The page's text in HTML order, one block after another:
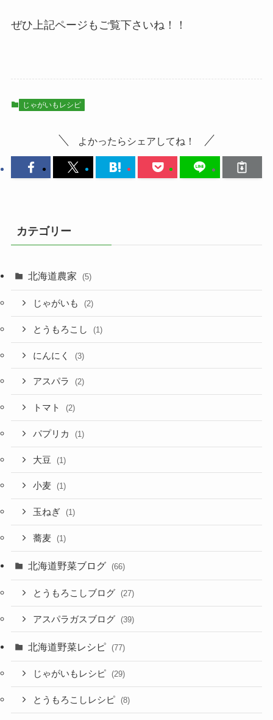
ぜひ上記ページもご覧下さいね！！
じゃがいもレシピ
よかったらシェアしてね！
カテゴリー
北海道農家 (5)
じゃがいも (2)
とうもろこし (1)
にんにく (3)
アスパラ (2)
トマト (2)
パプリカ (1)
大豆 (1)
小麦 (1)
玉ねぎ (1)
蕎麦 (1)
北海道野菜ブログ (66)
とうもろこしブログ (27)
アスパラガスブログ (39)
北海道野菜レシピ (77)
じゃがいもレシピ (29)
とうもろこしレシピ (8)